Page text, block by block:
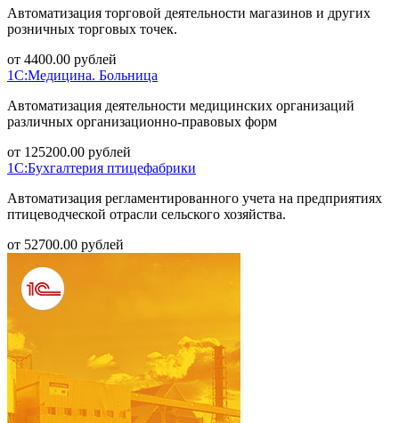
Автоматизация торговой деятельности магазинов и других
розничных торговых точек.
от 4400.00 рублей
1С:Медицина. Больница
Автоматизация деятельности медицинских организаций
различных организационно-правовых форм
от 125200.00 рублей
1С:Бухгалтерия птицефабрики
Автоматизация регламентированного учета на предприятиях
птицеводческой отрасли сельского хозяйства.
от 52700.00 рублей